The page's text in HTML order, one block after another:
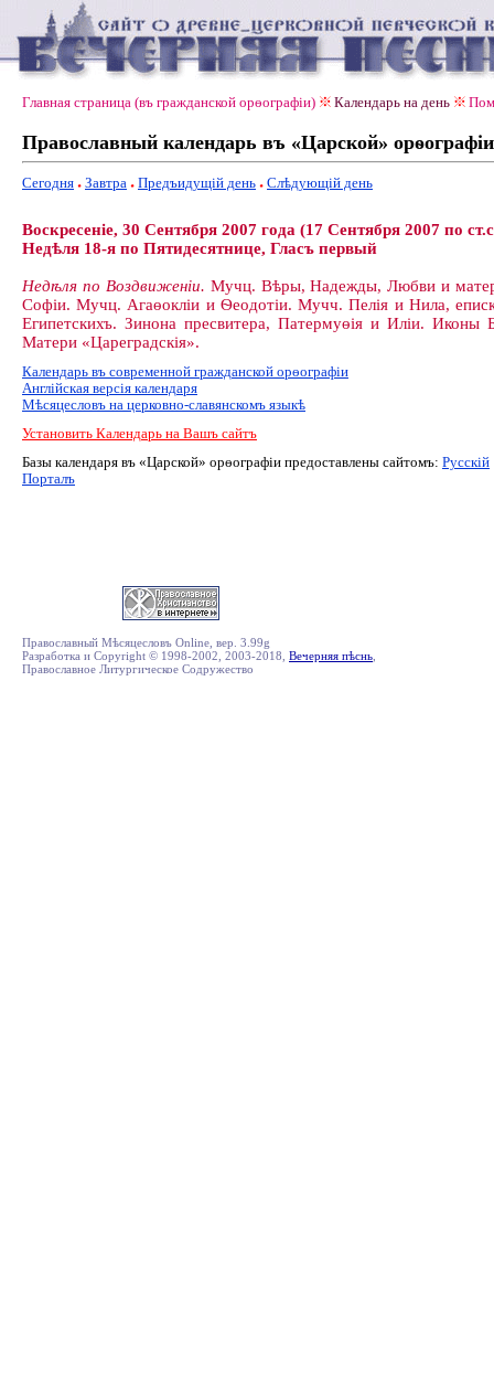
Главная страница (въ гражданской орѳографiи) Календарь на день
Православный календарь въ «Царской» орѳографiи
Сегодня Завтра Предъидущiй день Слѣдующiй день
Воскресеніе, 30 Сентября 2007 года (17 Сентября 2007 по
Недѣля 18-я по Пятидесятнице, Гласъ первый
Недѣля по Воздвиженіи. Мучц. Вѣры, Надежды, Любви и
Софіи. Мучц. Агаѳокліи и Ѳеодотіи. Мучч. Пелія и Нила,
Египетскихъ. Зинона пресвитера, Патермуѳія и Иліи. Иконы
Матери «Цареградскія».
Календарь въ современной гражданской орѳографiи
Англiйская версiя календаря
Мѣсяцесловъ на церковно-славянскомъ языкѣ
Установить Календарь на Вашъ сайтъ
Базы календаря въ «Царской» орѳографiи предоставлены сайтомъ: Русскiй
Порталъ
Православный Мѣсяцесловъ Online, вер. 3.99g
Разработка и Copyright © 1998-2002, 2003-2018, Вечерняя пѣснь
Православное Литургическое Содружество